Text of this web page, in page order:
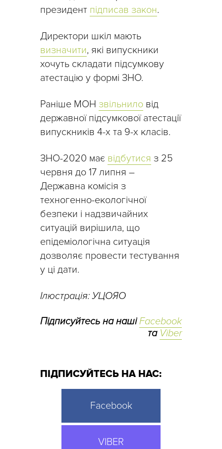
президент підписав закон.
Директори шкіл мають
визначити, які випускники
хочуть складати підсумкову
атестацію у формі ЗНО.
Раніше МОН звільнило від
державної підсумкової атестації
випускників 4-х та 9-х класів.
ЗНО-2020 має відбутися з 25
червня до 17 липня –
Державна комісія з
техногенно-екологічної
безпеки і надзвичайних
ситуацій вирішила, що
епідеміологічна ситуація
дозволяє провести тестування
у ці дати.
Ілюстрація: УЦОЯО
Підписуйтесь на нашіFacebook
та Viber
ПІДПИСУЙТЕСЬ НА НАС:
Facebook
VIBER